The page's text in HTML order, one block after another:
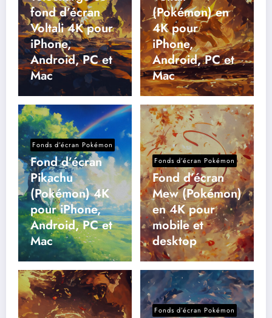
fond d’écran
Voltali 4K pour
iPhone,
Android, PC et
Mac
(Pokémon) en
4K pour
iPhone,
Android, PC et
Mac
Fonds d’écran Pokémon
Fond d’écran
Pikachu
(Pokémon) 4K
pour iPhone,
Android, PC et
Mac
Fonds d’écran Pokémon
Fond d’écran
Mew (Pokémon)
en 4K pour
mobile et
desktop
Fonds d’écran Pokémon